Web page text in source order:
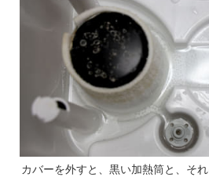
カバーを外すと、黒い加熱筒と、そ